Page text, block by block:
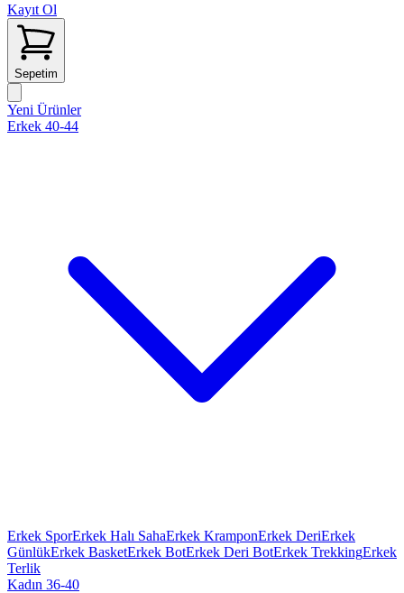
Kayıt Ol
Sepetim
Yeni Ürünler
Erkek 40-44
Erkek SporErkek Halı SahaErkek KramponErkek DeriErkek
GünlükErkek BasketErkek BotErkek Deri BotErkek TrekkingErkek
Terlik
Kadın 36-40